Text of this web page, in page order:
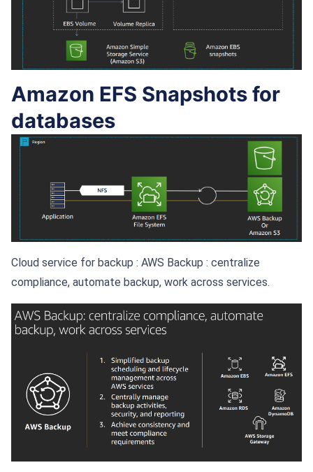
Amazon EFS Snapshots for
databases
Cloud service for backup : AWS Backup : centralize
compliance, automate backup, work across services.